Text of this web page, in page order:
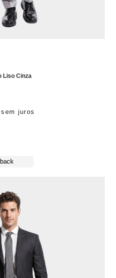
Liso Cinza
sem juros